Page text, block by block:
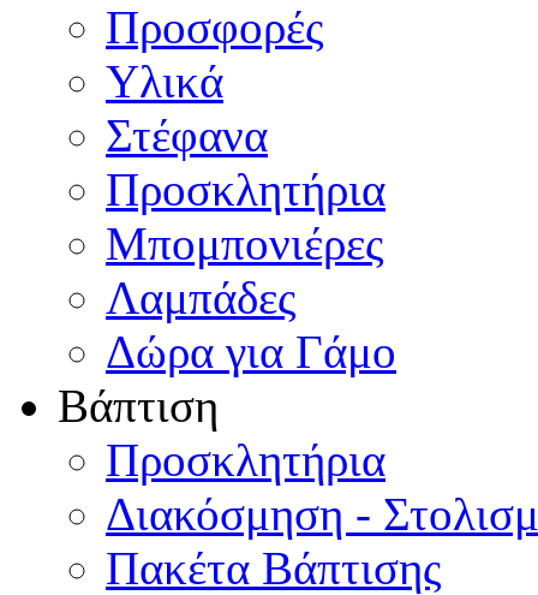
Προσφορές
Υλικά
Στέφανα
Προσκλητήρια
Μπομπονιέρες
Λαμπάδες
Δώρα για Γάμο
Βάπτιση
Προσκλητήρια
Διακόσμηση -
Πακέτα Βάπτισης